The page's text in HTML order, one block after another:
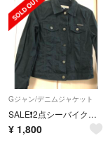
Gジャン/デニムジャケット
SALE❗️2点シーバイクロエ✨Gジャン&スカート✨クロエ✨✨デニムジャケット
¥ 1,800